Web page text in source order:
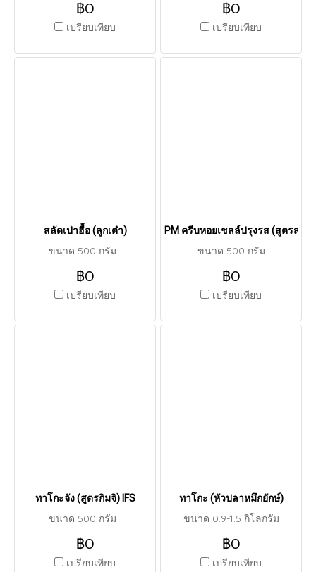
฿0
เปรียบเทียบ
฿0
เปรียบเทียบ
สลัดเป่าฮื้อ (ลูกเต๋า)
ขนาด 500 กรัม
฿0
เปรียบเทียบ
PM ครีบหอยเชลล์ปรุงรส (สูตรสไป
ขนาด 500 กรัม
฿0
เปรียบเทียบ
ทาโกะจัง (สูตรกิมจิ) IFS
ขนาด 500 กรัม
฿0
เปรียบเทียบ
ทาโกะ (หัวปลาหมึกยักษ์)
ขนาด 0.9-1.5 กิโลกรัม
฿0
เปรียบเทียบ